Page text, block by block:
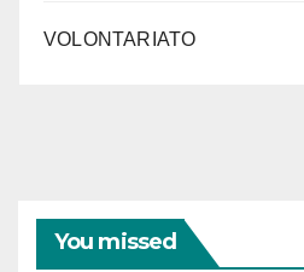
VOLONTARIATO
You missed